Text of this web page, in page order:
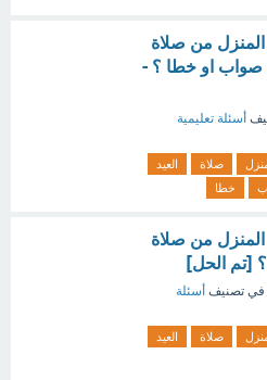
من صلاة
. صواب او خطا ؟ -
أسئلة تعليمية
صلاة
العيد
خطا
من صلاة
[تم الحل]
في تصنيف أسئلة
صلاة
العيد